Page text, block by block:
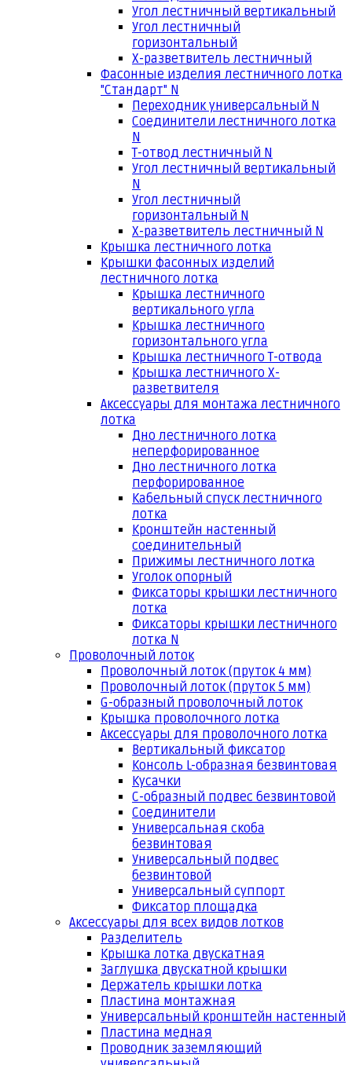
Угол лестничный вертикальный
Угол лестничный
горизонтальный
Х-разветвитель лестничный
Фасонные изделия лестничного лотка
"Стандарт" N
Переходник универсальный N
Соединители лестничного лотка
N
Т-отвод лестничный N
Угол лестничный вертикальный
N
Угол лестничный
горизонтальный N
Х-разветвитель лестничный N
Крышка лестничного лотка
Крышки фасонных изделий
лестничного лотка
Крышка лестничного
вертикального угла
Крышка лестничного
горизонтального угла
Крышка лестничного Т-отвода
Крышка лестничного Х-
разветвителя
Аксессуары для монтажа лестничного
лотка
Дно лестничного лотка
неперфорированное
Дно лестничного лотка
перфорированное
Кабельный спуск лестничного
лотка
Кронштейн настенный
соединительный
Прижимы лестничного лотка
Уголок опорный
Фиксаторы крышки лестничного
лотка
Фиксаторы крышки лестничного
лотка N
Проволочный лоток
Проволочный лоток (пруток 4 мм)
Проволочный лоток (пруток 5 мм)
G-образный проволочный лоток
Крышка проволочного лотка
Аксессуары для проволочного лотка
Вертикальный фиксатор
Консоль L-образная безвинтовая
Кусачки
С-образный подвес безвинтовой
Соединители
Универсальная скоба
безвинтовая
Универсальный подвес
безвинтовой
Универсальный суппорт
Фиксатор площадка
Аксессуары для всех видов лотков
Разделитель
Крышка лотка двускатная
Заглушка двускатной крышки
Держатель крышки лотка
Пластина монтажная
Универсальный кронштейн настенный
Пластина медная
Проводник заземляющий